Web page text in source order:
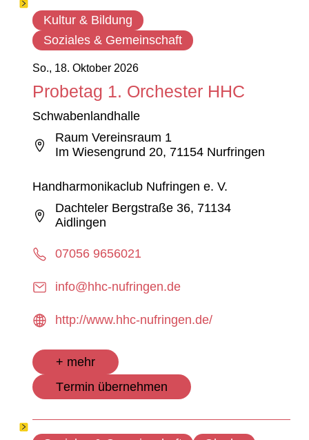
So., 18. Oktober 2026
Probetag 1. Orchester HHC
Schwabenlandhalle
Raum Vereinsraum 1
Im Wiesengrund 20, 71154 Nurfringen
Handharmonikaclub Nufringen e. V.
Dachteler Bergstraße 36, 71134
Aidlingen
07056 9656021
info@hhc-nufringen.de
http://www.hhc-nufringen.de/
+ mehr
Termin übernehmen
Kultur & Bildung
Soziales & Gemeinschaft